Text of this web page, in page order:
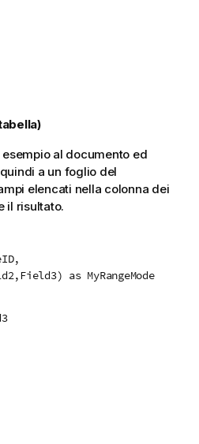
al documento ed
a un foglio del
elencati nella colonna dei
il risultato.
as MyRangeMode